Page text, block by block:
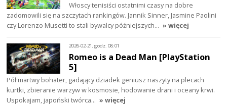
Włoscy tenisiści ostatnimi czasy na dobre
zadomowili się na szczytach rankingów. Jannik Sinner, Jasmine Paolini
czy Lorenzo Musetti to stali bywalcy późniejszych… » więcej
2026-02-21, godz. 08:01
Romeo is a Dead Man [PlayStation
5]
Pół martwy bohater, gadający dziadek geniusz naszyty na plecach
kurtki, zbieranie warzyw w kosmosie, hodowanie drani i oceany krwi.
Uspokajam, japoński twórca… » więcej